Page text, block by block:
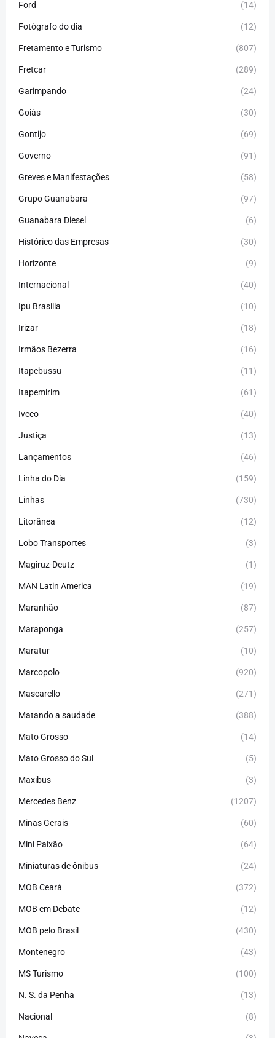
Ford (14)
Fotógrafo do dia (12)
Fretamento e Turismo (807)
Fretcar (289)
Garimpando (24)
Goiás (30)
Gontijo (69)
Governo (91)
Greves e Manifestações (58)
Grupo Guanabara (97)
Guanabara Diesel (6)
Histórico das Empresas (30)
Horizonte (9)
Internacional (40)
Ipu Brasilia (10)
Irizar (18)
Irmãos Bezerra (16)
Itapebussu (11)
Itapemirim (61)
Iveco (40)
Justiça (13)
Lançamentos (46)
Linha do Dia (159)
Linhas (730)
Litorânea (12)
Lobo Transportes (3)
Magiruz-Deutz (1)
MAN Latin America (19)
Maranhão (87)
Maraponga (257)
Maratur (10)
Marcopolo (920)
Mascarello (271)
Matando a saudade (388)
Mato Grosso (14)
Mato Grosso do Sul (5)
Maxibus (3)
Mercedes Benz (1207)
Minas Gerais (60)
Mini Paixão (64)
Miniaturas de ônibus (24)
MOB Ceará (372)
MOB em Debate (12)
MOB pelo Brasil (430)
Montenegro (43)
MS Turismo (100)
N. S. da Penha (13)
Nacional (8)